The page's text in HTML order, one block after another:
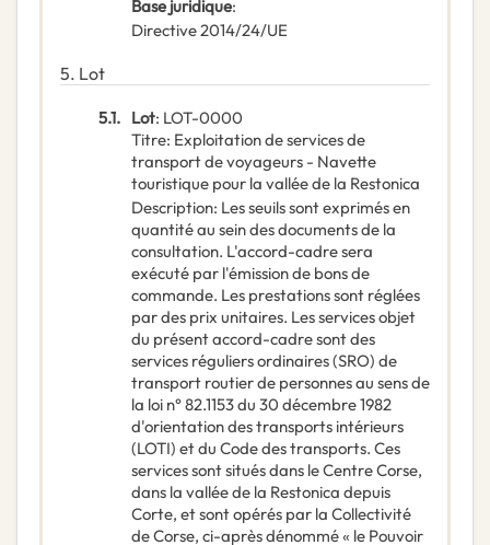
Base juridique:
Directive 2014/24/UE
5. Lot
5.1. Lot: LOT-0000
Titre: Exploitation de services de
transport de voyageurs - Navette
touristique pour la vallée de la Restonica
Description: Les seuils sont exprimés en
quantité au sein des documents de la
consultation. L'accord-cadre sera
exécuté par l'émission de bons de
commande. Les prestations sont réglées
par des prix unitaires. Les services objet
du présent accord-cadre sont des
services réguliers ordinaires (SRO) de
transport routier de personnes au sens de
la loi n° 82.1153 du 30 décembre 1982
d'orientation des transports intérieurs
(LOTI) et du Code des transports. Ces
services sont situés dans le Centre Corse,
dans la vallée de la Restonica depuis
Corte, et sont opérés par la Collectivité
de Corse, ci-après dénommé « le Pouvoir